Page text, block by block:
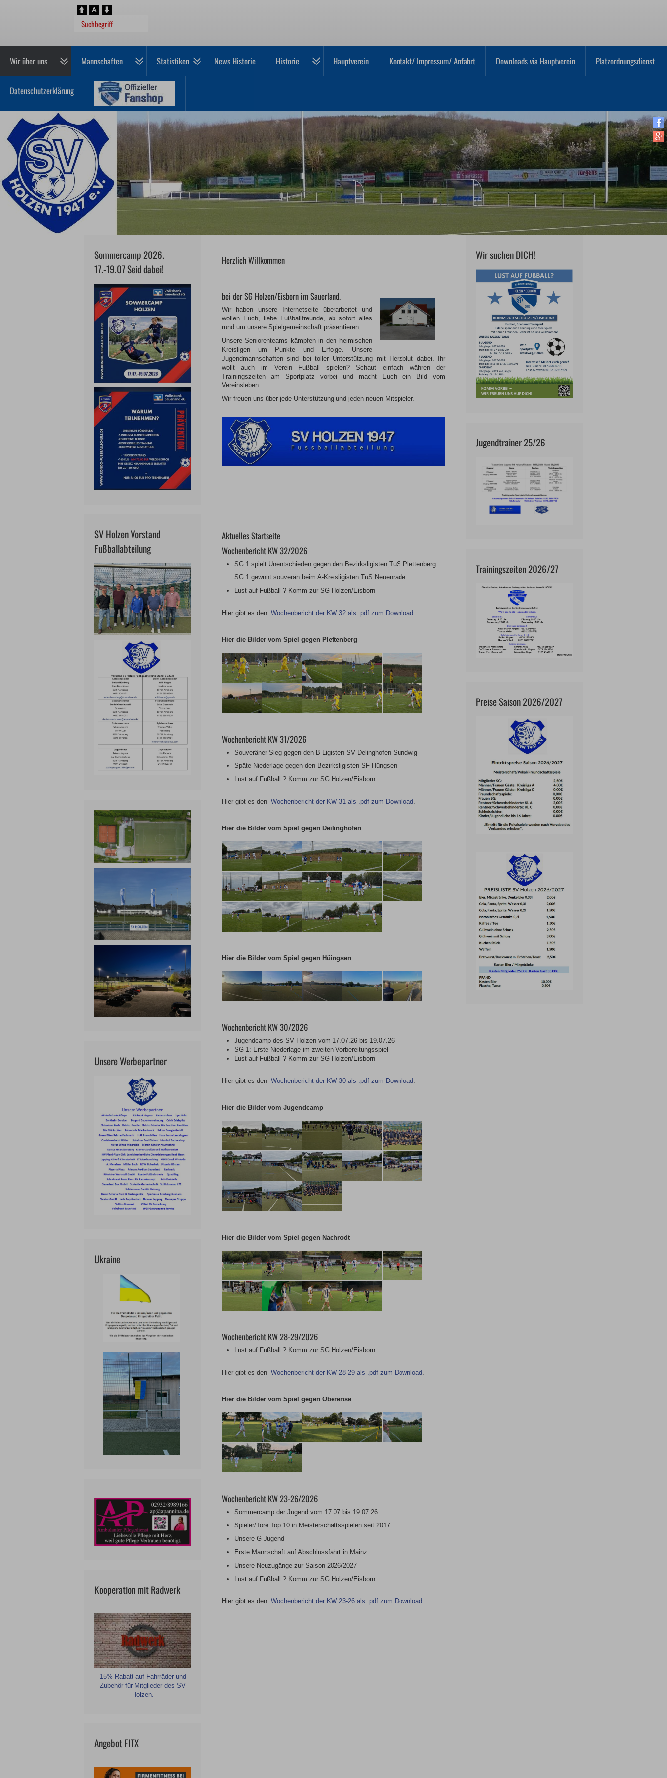
Wir über uns Mannschaften Statistiken News Historie Historie Hauptverein Kontakt/ Impressum/ Anfahrt Downloads via Hauptverein Platzordnungsdienst
Datenschutzerklärung
Sommercamp 2026.
17.-19.07 Seid dabei!
SV Holzen Vorstand
Fußballabteilung
Unsere Werbepartner
Ukraine
Kooperation mit Radwerk
15% Rabatt auf Fahrräder und
Zubehör für Mitglieder des SV
Holzen.
Angebot FITX
Herzlich Willkommen
bei der SG Holzen/Eisborn im Sauerland.
Wir haben unsere Internetseite überarbeitet und
wollen Euch, liebe Fußballfreunde, ab sofort alles
rund um unsere Spielgemeinschaft präsentieren.
Unsere Seniorenteams kämpfen in den heimischen
Kreisligen um Punkte und Erfolge. Unsere
Jugendmannschaften sind bei toller Unterstützung mit Herzblut dabei. Ihr
wollt auch im Verein Fußball spielen? Schaut einfach währen der
Trainingszeiten am Sportplatz vorbei und macht Euch ein Bild vom
Vereinsleben.
Wir freuen uns über jede Unterstützung und jeden neuen Mitspieler.
Aktuelles Startseite
Wochenbericht KW 32/2026
SG 1 spielt Unentschieden gegen den Bezirksligisten TuS Plettenberg
SG 1 gewnnt souverän beim A-Kreisligisten TuS Neuenrade
Lust auf Fußball ? Komm zur SG Holzen/Eisborn
Hier gibt es den Wochenbericht der KW 32 als .pdf zum Download.
Hier die Bilder vom Spiel gegen Plettenberg
Wochenbericht KW 31/2026
Souveräner Sieg gegen den B-Ligisten SV Delinghofen-Sundwig
Späte Niederlage gegen den Bezirksligisten SF Hüngsen
Lust auf Fußball ? Komm zur SG Holzen/Eisborn
Hier gibt es den Wochenbericht der KW 31 als .pdf zum Download.
Hier die Bilder vom Spiel gegen Deilinghofen
Hier die Bilder vom Spiel gegen Hüingsen
Wochenbericht KW 30/2026
Jugendcamp des SV Holzen vom 17.07.26 bis 19.07.26
SG 1: Erste Niederlage im zweiten Vorbereitungsspiel
Lust auf Fußball ? Komm zur SG Holzen/Eisborn
Hier gibt es den Wochenbericht der KW 30 als .pdf zum Download.
Hier die Bilder vom Jugendcamp
Hier die Bilder vom Spiel gegen Nachrodt
Wochenbericht KW 28-29/2026
Lust auf Fußball ? Komm zur SG Holzen/Eisborn
Hier gibt es den Wochenbericht der KW 28-29 als .pdf zum Download.
Hier die Bilder vom Spiel gegen Oberense
Wochenbericht KW 23-26/2026
Sommercamp der Jugend vom 17.07 bis 19.07.26
Spieler/Tore Top 10 in Meisterschaftsspielen seit 2017
Unsere G-Jugend
Erste Mannschaft auf Abschlussfahrt in Mainz
Unsere Neuzugänge zur Saison 2026/2027
Lust auf Fußball ? Komm zur SG Holzen/Eisborn
Hier gibt es den Wochenbericht der KW 23-26 als .pdf zum Download.
Wir suchen DICH!
Jugendtrainer 25/26
Trainingszeiten 2026/27
Preise Saison 2026/2027